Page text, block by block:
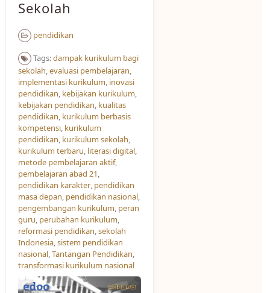
Slot Thailand
Sekolah
pendidikan
Tags:dampak kurikulum bagi
sekolah,evaluasi pembelajaran,
implementasi kurikulum, inovasi
pendidikan, kebijakan kurikulum,
kebijakan pendidikan, kualitas
pendidikan, kurikulum berbasis
kompetensi, kurikulum
pendidikan, kurikulum sekolah,
kurikulum terbaru, literasi digital,
metode pembelajaran aktif,
pembelajaran abad 21,
pendidikan karakter, pendidikan
masa depan, pendidikan nasional,
pengembangan kurikulum, peran
guru, perubahan kurikulum,
reformasi pendidikan,sekolah
Indonesia,sistem pendidikan
nasional,Tantangan Pendidikan,
transformasi kurikulum nasional